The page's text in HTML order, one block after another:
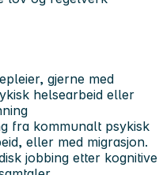
gjerne med
helsearbeid eller
fra kommunalt psykisk
eller med migrasjon.
jobbing etter kognitive